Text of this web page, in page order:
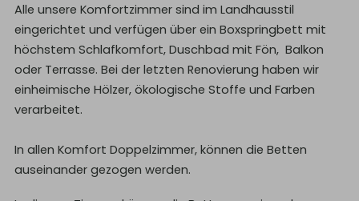
Alle unsere Komfortzimmer sind im Landhausstil
eingerichtet und verfügen über ein Boxspringbett mit
höchstem Schlafkomfort, Duschbad mit Fön, Balkon
oder Terrasse. Bei der letzten Renovierung haben wir
einheimische Hölzer, ökologische Stoffe und Farben
verarbeitet.
In allen Komfort Doppelzimmer, können die Betten
auseinander gezogen werden.